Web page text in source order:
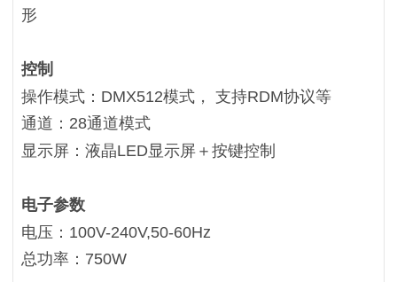
形
控制
操作模式：DMX512模式， 支持RDM协议等
通道：28通道模式
显示屏：液晶LED显示屏＋按键控制
电子参数
电压：100V-240V,50-60Hz
总功率：750W